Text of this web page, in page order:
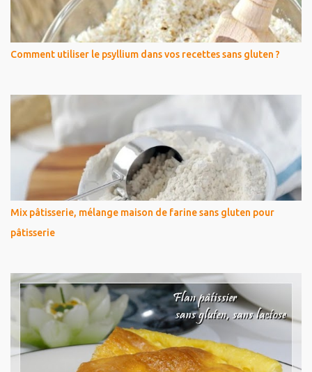
Comment utiliser le psyllium dans vos recettes sans gluten ?
Mix pâtisserie, mélange maison de farine sans gluten pour
pâtisserie